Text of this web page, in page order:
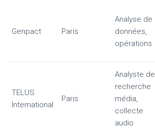
Genpact Paris
Analyse de
données,
opérations
TELUS
International
Paris
Analyste de
recherche
média,
collecte
audio